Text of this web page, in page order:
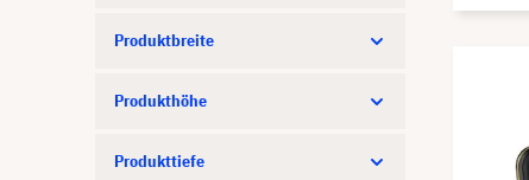
Telefonkonferenzsystem
Verteiler
Produktbreite
Produkthöhe
Produkttiefe